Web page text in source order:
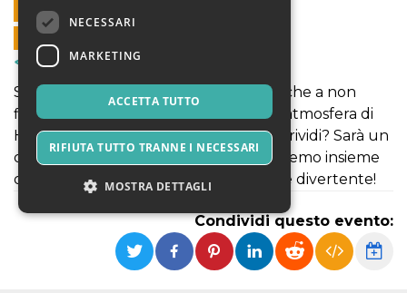
31 OTTOBRE 2021 - 10:15
VENDITE ONLINE TERMINATE
Corsi & Formazione
Streghette, fantasmini, ragnetti e zucche a non
finire...siete pronti ad immergervi nell'atmosfera di
Halloween e sfornare una ricetta da brividi? Sarà un
dolcetto o uno scherzetto?! Lo scopriremo insieme
durante una mattinata paurosamente divertente!
Condividi questo evento:
NECESSARI
MARKETING
ACCETTA TUTTO
RIFIUTA TUTTO TRANNE I NECESSARI
MOSTRA DETTAGLI
Necessari Marketing